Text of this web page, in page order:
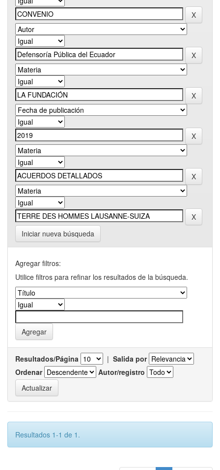
Iniciar nueva búsqueda
Agregar filtros:
Utilice filtros para refinar los resultados de la búsqueda.
Resultados/Página | Salida por
Ordenar
Autor/registro
Resultados 1-1 de 1.